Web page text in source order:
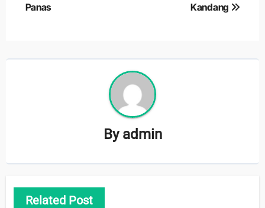
Panas
Kandang
By admin
Related Post